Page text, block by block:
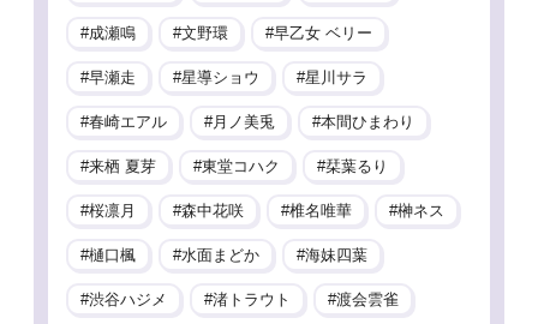
成瀬鳴 文野環 早乙女 ベリー
早瀬走 星導ショウ 星川サラ
春崎エアル 月ノ美兎 本間ひまわり
来栖 夏芽 東堂コハク 栞葉るり
桜凛月 森中花咲 椎名唯華 榊ネス
樋口楓 水面まどか 海妹四葉
渋谷ハジメ 渚トラウト 渡会雲雀